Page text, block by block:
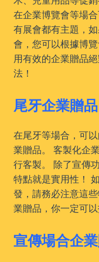
在企業博覽會等場
有展會都有主題，
會，您可以根據博
用有效的企業贈品
法！
尾牙企業贈品
在尾牙等場合，可
業贈品。 客製化企
行客製。 除了宣傳
特點就是實用性！
發，請務必注意這
業贈品，你一定可
宣傳場合企